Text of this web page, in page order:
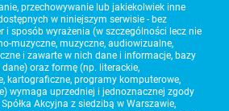
przechowywanie lub jakiekolwiek inne
w niniejszym serwisie - bez
i sposób wyrażenia (w szczególności lecz nie
muzyczne, muzyczne, audiowizualne,
i zawarte w nich dane i informacje, bazy
oraz formę (np. literackie,
kartograficzne, programy komputerowe,
wymaga uprzedniej i jednoznacznej zgody
Akcyjna z siedzibą w Warszawie,